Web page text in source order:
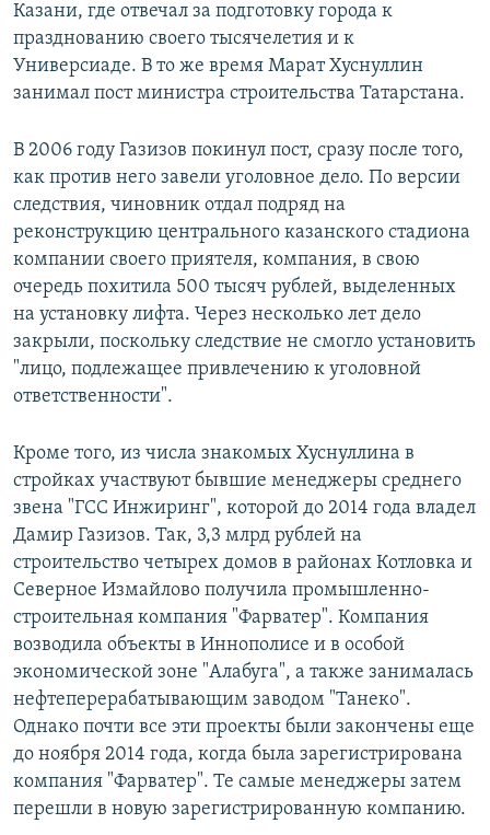
Казани, где отвечал за подготовку города к
празднованию своего тысячелетия и к
Универсиаде. В то же время Марат Хуснуллин
занимал пост министра строительства Татарстана.
В 2006 году Газизов покинул пост, сразу после того,
как против него завели уголовное дело. По версии
следствия, чиновник отдал подряд на
реконструкцию центрального казанского стадиона
компании своего приятеля, компания, в свою
очередь похитила 500 тысяч рублей, выделенных
на установку лифта. Через несколько лет дело
закрыли, поскольку следствие не смогло установить
"лицо, подлежащее привлечению к уголовной
ответственности".
Кроме того, из числа знакомых Хуснуллина в
стройках участвуют бывшие менеджеры среднего
звена "ГСС Инжиринг", которой до 2014 года владел
Дамир Газизов. Так, 3,3 млрд рублей на
строительство четырех домов в районах Котловка и
Северное Измайлово получила промышленно-
строительная компания "Фарватер". Компания
возводила объекты в Иннополисе и в особой
экономической зоне "Алабуга", а также занималась
нефтеперерабатывающим заводом "Танеко".
Однако почти все эти проекты были закончены еще
до ноября 2014 года, когда была зарегистрирована
компания "Фарватер". Те самые менеджеры затем
перешли в новую зарегистрированную компанию.